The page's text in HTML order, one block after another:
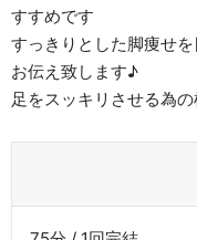
すすめです
すっきりとした脚痩せ
お伝え致します♪
足をスッキリさせる為